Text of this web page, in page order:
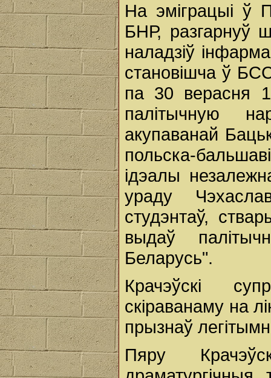
На эміграцыі ў
БНР, разгарнуў
наладзіў
становішча ў
па 30 верасня
палітычную
акупаванай
польска-
ідэалы
ураду
студэнтаў,
выдаў
Беларусь".
Крачэўскі
скіраванаму на
прызнаў
Пяру